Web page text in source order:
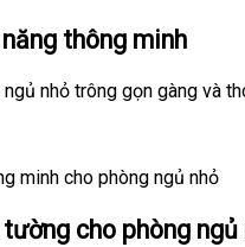
thông minh
nhỏ trông gọn gàng và
minh cho phòng ngủ nhỏ
cho phòng ngủ